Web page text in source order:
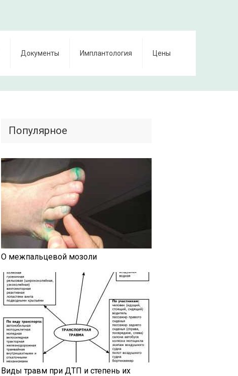
Документы Имплантология Цены
Популярное
О межпальцевой мозоли
Виды травм при ДТП и степень их